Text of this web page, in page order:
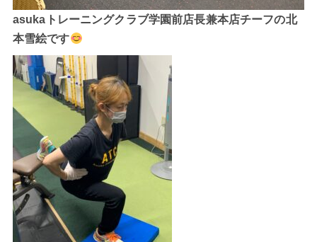
asukaトレーニングクラブ学園前店長兼本店チーフの北
本雪絵です